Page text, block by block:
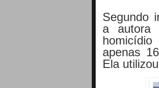
Segundo
a autora
apenas
Ela